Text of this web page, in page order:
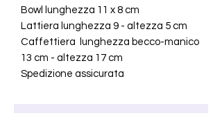
Bowl lunghezza 11 x 8 cm
Lattiera lunghezza 9 - altezza 5 cm
Caffettiera
lunghezza becco-manico
13 cm - altezza 17 cm
Spedizione assicurata